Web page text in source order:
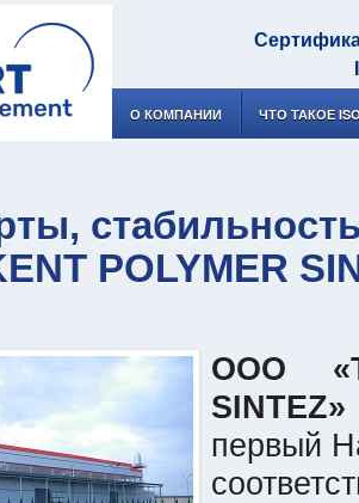
О КОМПАНИИ ЧТО ТАКОЕ
POLYMER
ООО
SINTEZ»
первый